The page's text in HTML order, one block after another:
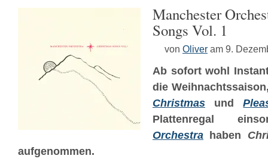
Manchester
Songs Vol. 1
von Oliver am 9.
Ab sofort wohl
die
Christmas und
Plattenregal
Orchestra haben
aufgenommen.